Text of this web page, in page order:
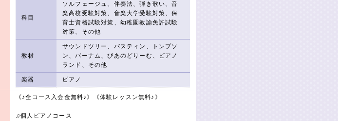
科目
ソルフェージュ、伴奏法、弾き歌い、音
楽高校受験対策、音楽大学受験対策、保
育士資格試験対策、幼稚園教諭免許試験
対策、その他
教材
サウンドツリー、バスティン、トンプソ
ン、バーナム、ぴあのどりーむ、ピアノ
ランド、その他
楽器 ピアノ
《♪全コース入会金無料♪》《体験レッスン無料♪》
♫個人ピアノコース